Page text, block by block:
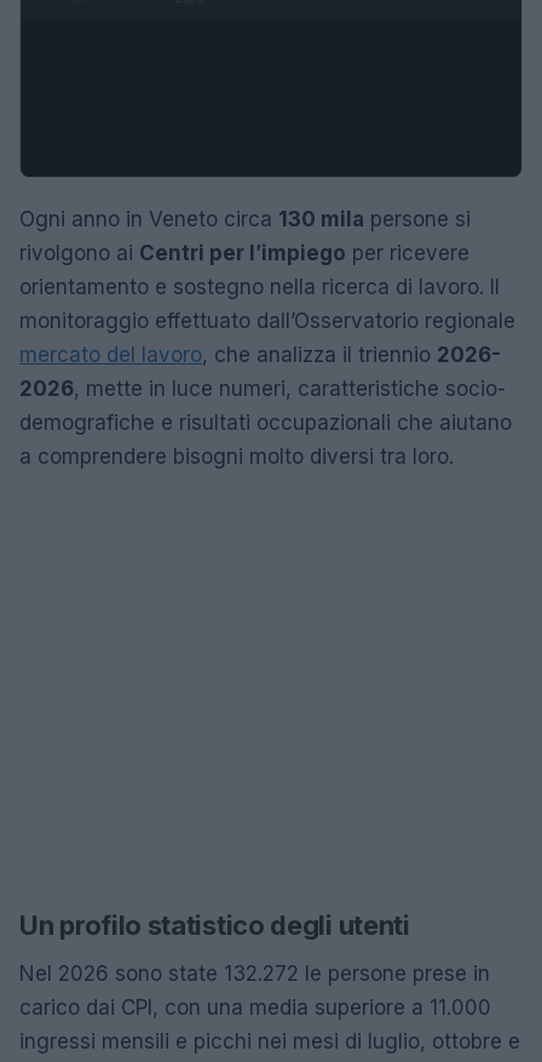
Ogni anno in Veneto circa 130 mila persone si
rivolgono ai Centri per l’impiego per ricevere
orientamento e sostegno nella ricerca di lavoro. Il
monitoraggio effettuato dall’Osservatorio regionale
mercato del lavoro, che analizza il triennio 2026-
2026, mette in luce numeri, caratteristiche socio-
demografiche e risultati occupazionali che aiutano
a comprendere bisogni molto diversi tra loro.
Un profilo statistico degli utenti
Nel 2026 sono state 132.272 le persone prese in
carico dai CPI, con una media superiore a 11.000
ingressi mensili e picchi nei mesi di luglio, ottobre e